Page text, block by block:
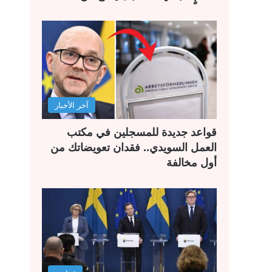
آخر الأخبار
قواعد جديدة للمسجلين في مكتب
العمل السويدي.. فقدان تعويضاتك من
أول مخالفة